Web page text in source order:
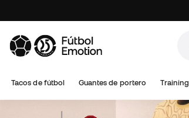
Tacos de fútbol Guantes de portero Training